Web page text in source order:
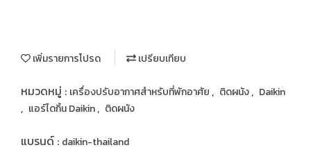
เพิ่มรายการโปรด เปรียบเทียบ
หมวดหมู่ : เครื่องปรับอากาศสำหรับที่พักอาศัย , ติดผนัง, Daikin
, แอร์ไดกิ้น Daikin, ติดผนัง
แบรนด์ : daikin-thailand